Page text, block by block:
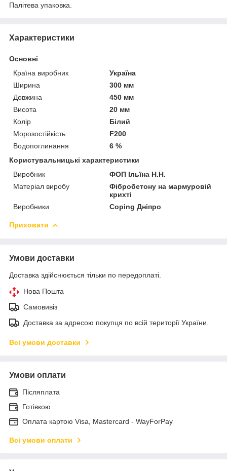
Палітева упаковка.
Характеристики
Основні
Країна виробник
Україна
Ширина
300 мм
Довжина
450 мм
Висота
20 мм
Колір
Білий
Морозостійкість
F200
Водопоглинання
6 %
Користувальницькі характеристики
Виробник
ФОП Ільїна Н.Н.
Матеріал виробу
Фібробетону на мармуровій
крихті
Виробники
Coping Дніпро
Приховати
Умови доставки
Доставка здійснюється тільки по передоплаті.
Нова Пошта
Самовивіз
Доставка за адресою покупця по всій території України.
Всі умови доставки
Умови оплати
Післяплата
Готівкою
Оплата картою Visa, Mastercard - WayForPay
Всі умови оплати